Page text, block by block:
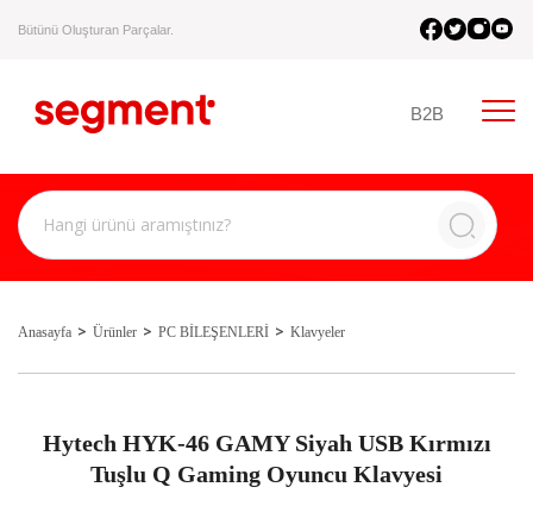
Bütünü Oluşturan Parçalar.
B2B
Anasayfa Ürünler PC BİLEŞENLERİ Klavyeler
Hytech HYK-46 GAMY Siyah USB Kırmızı
Tuşlu Q Gaming Oyuncu Klavyesi